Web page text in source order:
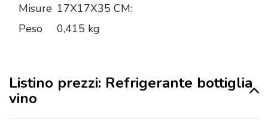
Misure 17X17X35 CM:
Peso
0,415 kg
Listino prezzi: Refrigerante bottiglia
vino